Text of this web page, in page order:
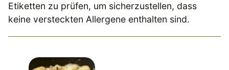
Etiketten zu prüfen, um sicherzustellen, dass
keine versteckten Allergene enthalten sind.